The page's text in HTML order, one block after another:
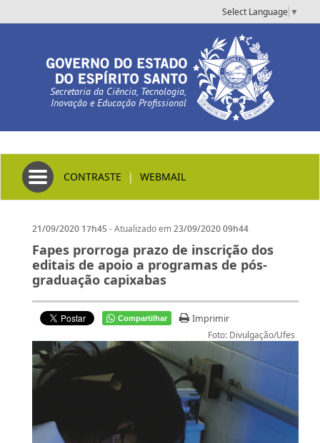
Select Language ▼
Secretaria da Ciência, Tecnologia,
Inovação e Educação Profissional
Toggle navigation
CONTRASTE | WEBMAIL
21/09/2020 17h45- Atualizado em 23/09/2020 09h44
Fapes prorroga prazo de inscrição dos
editais de apoio a programas de pós-
graduação capixabas
Compartilhar Imprimir
Foto: Divulgação/Ufes